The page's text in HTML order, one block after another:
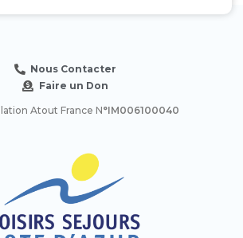
Nous Contacter
Faire un Don
Atout France N°IM006100040